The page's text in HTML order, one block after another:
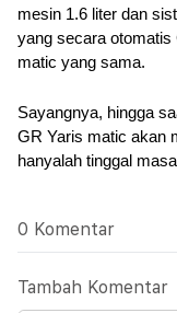
mesin 1.6 liter dan
yang secara otomatis
matic yang sama.
Sayangnya, hingga
GR Yaris matic akan
hanyalah tinggal
0 Komentar
Tambah Komentar